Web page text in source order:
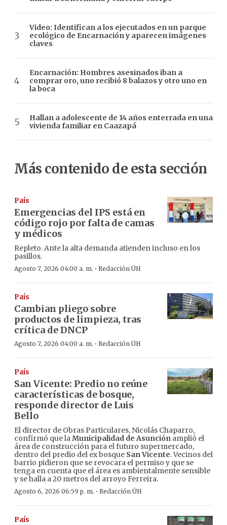
Video: Identifican a los ejecutados en un parque
ecológico de Encarnación y aparecen imágenes
claves
Encarnación: Hombres asesinados iban a
comprar oro, uno recibió 8 balazos y otro uno en
la boca
Hallan a adolescente de 14 años enterrada en una
vivienda familiar en Caazapá
Más contenido de esta sección
País
Emergencias del IPS está en
código rojo por falta de camas
y médicos
Repleto. Ante la alta demanda atienden incluso en los
pasillos.
Agosto 7, 2026 04:00 a. m. · Redacción ÚH
País
Cambian pliego sobre
productos de limpieza, tras
crítica de DNCP
Agosto 7, 2026 04:00 a. m. · Redacción ÚH
País
San Vicente: Predio no reúne
características de bosque,
responde director de Luis
Bello
El director de Obras Particulares, Nicolás Chaparro,
confirmó que laMunicipalidad de Asunción amplió el
área de construcción para el futuro supermercado,
dentro del predio del ex bosque San Vicente. Vecinos del
barrio pidieron que se revocara el permiso y que se
tenga en cuenta que el área es ambientalmente sensible
y se halla a 20 metros del arroyo Ferreira.
Agosto 6, 2026 06:59 p. m. · Redacción ÚH
País